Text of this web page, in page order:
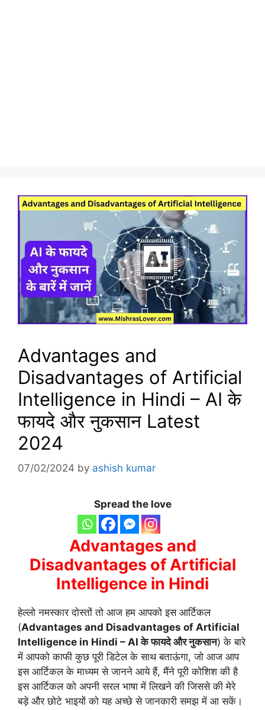
Advantages and
Disadvantages of Artificial
Intelligence in Hindi – AI के
फायदे और नुकसान Latest
2024
07/02/2024 by ashish kumar
Spread the love
Advantages and
Disadvantages of Artificial
Intelligence in Hindi
हेल्लो नमस्कार दोस्तों तो आज हम आपको इस आर्टिकल
(Advantages and Disadvantages of Artificial
Intelligence in Hindi – AI के फायदे और नुकसान) के बारे
में आपको काफी कुछ पूरी डिटेल के साथ बताऊंगा, जो आज आप
इस आर्टिकल के माध्यम से जानने आये हैं, मैंने पूरी कोशिश की है
इस आर्टिकल को अपनी सरल भाषा में लिखने की जिससे की मेरे
बड़े और छोटे भाइयों को यह अच्छे से जानकारी समझ में आ सकें।